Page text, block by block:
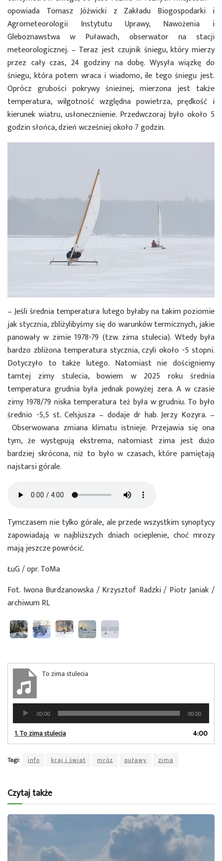
opowiada Tomasz Jóźwicki z Zakładu Biogospodarki i
Agrometeorologii Instytutu Uprawy, Nawożenia i
Gleboznawstwa w Puławach, obserwator na stacji
meteorologicznej. – Teraz jest czujnik śniegu, który mierzy
przez cały czas, 24 godziny na dobę. Wysyła wiązkę do
śniegu, która potem wraca i wiadomo, ile tego śniegu jest.
Oprócz grubości pokrywy śnieżnej, mierzona jest także
temperatura, wilgotność względna powietrza, prędkość i
kierunek wiatru, usłonecznienie. Przedwczoraj było około 5
godzin słońca, dzień wcześniej około 7 godzin.
– Jeśli średnia temperatura lutego byłaby na takim poziomie
jak stycznia, zbliżylibyśmy się do warunków termicznych, jakie
panowały w zimie 1978-79 (tzw. zima stulecia). Wtedy była
bardzo zbliżona temperatura stycznia, czyli około -5 stopni.
Dotyczyło to także lutego. Natomiast nie dościgniemy
tamtej zimy stulecia, bowiem w 2025 roku średnia
temperatura grudnia była jednak powyżej zera. A w czasie
zimy 1978/79 niska temperatura też była w grudniu. To było
średnio -5,5 st. Celsjusza – dodaje dr hab. Jerzy Kozyra. –
Obserwowana zmiana klimatu istnieje. Przejawia się ona
tym, że występują ekstrema, natomiast zima jest dużo
bardziej skrócona, niż to było w czasach, które pamiętają
najstarsi górale.
Tymczasem nie tylko górale, ale przede wszystkim synoptycy
zapowiadają w najbliższych dniach ocieplenie, choć mrozy
mają jeszcze powrócić.
ŁuG / opr. ToMa
Fot. Iwona Burdzanowska / Krzysztof Radzki / Piotr Janiak /
archiwum RL
To zima stulecia
Odtwarzacz
plików
dźwiękowych
00:00 00:00
1.To zima stulecia 4:00
Tagi: info kraj i świat mróz puławy zima
Czytaj także